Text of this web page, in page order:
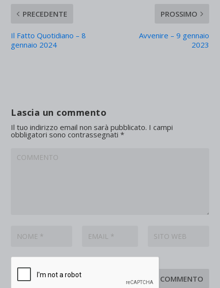
PRECEDENTE
Il Fatto Quotidiano – 8
gennaio 2024
PROSSIMO
Avvenire – 9 gennaio
2023
Lascia un commento
Il tuo indirizzo email non sarà pubblicato. I campi
obbligatori sono contrassegnati*